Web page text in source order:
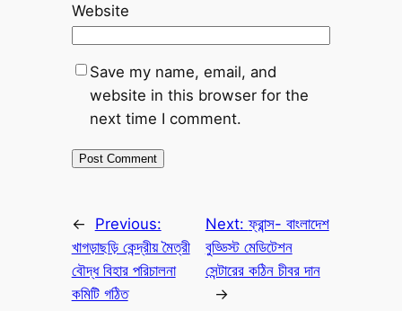
Website
Save my name, email, and
website in this browser for the
next time I comment.
←
Previous:
খাগড়াছড়ি কেন্দ্রীয় মৈত্রী
বৌদ্ধ বিহার পরিচালনা
কমিটি গঠিত
Next:ফ্রান্স- বাংলাদেশ
বুড্ডিস্ট মেডিটেশন
সেন্টারের কঠিন চীবর দান
→